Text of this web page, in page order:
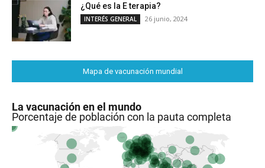
¿Qué es la E terapia?
INTERÉS GENERAL 26 junio, 2024
Mapa de vacunación mundial